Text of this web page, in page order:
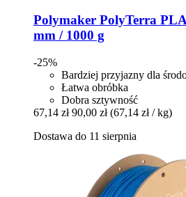
Polymaker PolyTerra
mm / 1000 g
-25%
Bardziej przyjazny dla
Łatwa obróbka
Dobra sztywność
67,14 zł 90,00 zł (67,14 zł / kg)
Dostawa do 11 sierpnia